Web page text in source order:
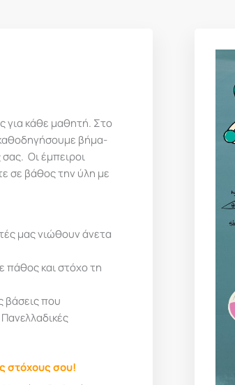
για κάθε μαθητή. Στο
βήμα-
Οι έμπειροι
σε βάθος την ύλη με
μας νιώθουν άνετα
πάθος και στόχο τη
βάσεις που
Πανελλαδικές
στόχους σου!